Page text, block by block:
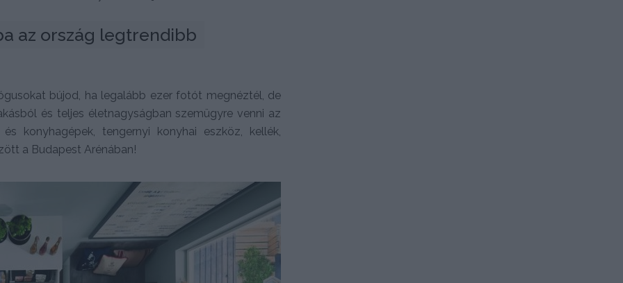
az ország legtrendibb
bújod, ha legalább ezer fotót megnéztél, de
és teljes életnagyságban szemügyre venni az
konyhagépek, tengernyi konyhai eszköz, kellék,
a Budapest Arénában!